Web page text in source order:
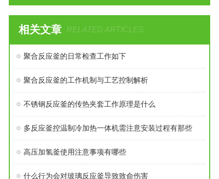
相关文章 RELATED ARTICLES
聚合反应釜的日常检查工作如下
聚合反应釜的工作机制与工艺控制解析
不锈钢反应釜的传热夹套工作原理是什么
多反应釜控温制冷加热一体机需注意安装过程有那些
高压加氢釜使用注意事项有哪些
什么行为会对玻璃反应釜导致致命伤害